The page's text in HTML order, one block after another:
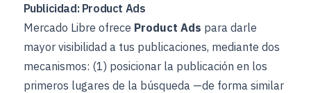
Publicidad: Product Ads
Mercado Libre ofrece Product Ads para darle
mayor visibilidad a tus publicaciones, mediante dos
mecanismos: (1) posicionar la publicación en los
primeros lugares de la búsqueda —de forma similar